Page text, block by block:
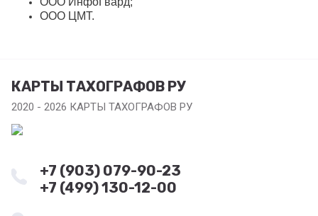
ООО ЦМТ.
КАРТЫ ТАХОГРАФОВ РУ
2020 - 2026 КАРТЫ ТАХОГРАФОВ РУ
+7 (903) 079-90-23
+7 (499) 130-12-00